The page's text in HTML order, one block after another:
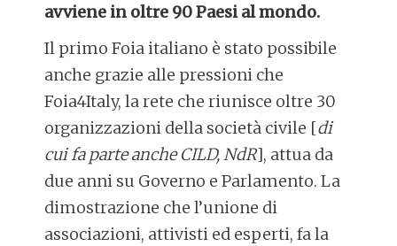
avviene in oltre 90 Paesi al mondo.
Il primo Foia italiano è stato possibile
anche grazie alle pressioni che
Foia4Italy, la rete che riunisce oltre 30
organizzazioni della società civile [di
cui fa parte anche CILD, NdR], attua da
due anni su Governo e Parlamento. La
dimostrazione che l’unione di
associazioni, attivisti ed esperti, fa la